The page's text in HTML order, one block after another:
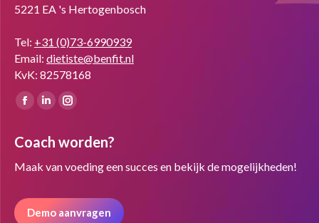
5221 EA 's Hertogenbosch
Tel: +31 (0)73-6990939
Email: dietiste@benfit.nl
KvK: 82578168
Vind ons op:
Facebook
opens
in
window
Linkedin
opens
in
window
Instagram
opens
in
window
Coach worden?
Maak van voeding een succes en bekijk de mogelijkheden!
Demo aanvragen